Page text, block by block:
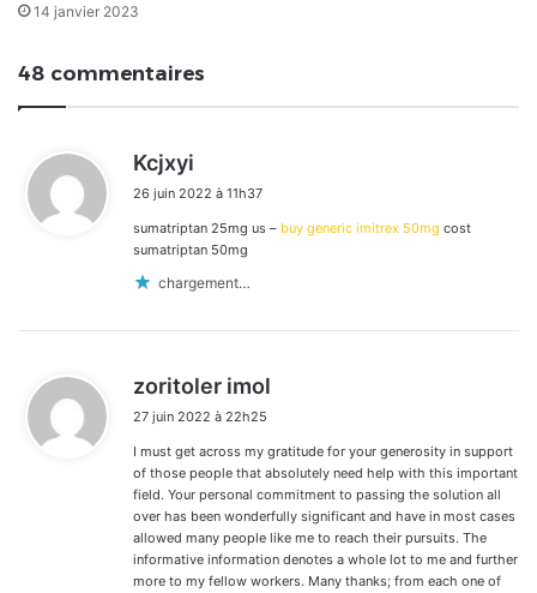
14 janvier 2023
48 commentaires
Kcjxyi
t
:
26 juin 2022 à 11h37
sumatriptan 25mg us – buy generic imitrex 50mg cost
sumatriptan 50mg
chargement…
zoritoler imol
:
27 juin 2022 à 22h25
I must get across my gratitude for your generosity in support
of those people that absolutely need help with this important
field. Your personal commitment to passing the solution all
over has been wonderfully significant and have in most cases
allowed many people like me to reach their pursuits. The
informative information denotes a whole lot to me and further
more to my fellow workers. Many thanks; from each one of